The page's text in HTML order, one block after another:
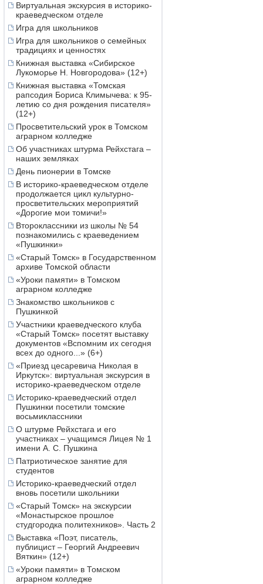
Виртуальная экскурсия в историко-
краеведческом отделе
Игра для школьников
Игра для школьников о семейных
традициях и ценностях
Книжная выставка «Сибирское
Лукоморье Н. Новгородова» (12+)
Книжная выставка «Томская
рапсодия Бориса Климычева: к 95-
летию со дня рождения писателя»
(12+)
Просветительский урок в Томском
аграрном колледже
Об участниках штурма Рейхстага –
наших земляках
День пионерии в Томске
В историко-краеведческом отделе
продолжается цикл культурно-
просветительских мероприятий
«Дорогие мои томичи!»
Второклассники из школы № 54
познакомились с краеведением
«Пушкинки»
«Старый Томск» в Государственном
архиве Томской области
«Уроки памяти» в Томском
аграрном колледже
Знакомство школьников с
Пушкинкой
Участники краеведческого клуба
«Старый Томск» посетят выставку
документов «Вспомним их сегодня
всех до одного...» (6+)
«Приезд цесаревича Николая в
Иркутск»: виртуальная экскурсия в
историко-краеведческом отделе
Историко-краеведческий отдел
Пушкинки посетили томские
восьмиклассники
О штурме Рейхстага и его
участниках – учащимся Лицея № 1
имени А. С. Пушкина
Патриотическое занятие для
студентов
Историко-краеведческий отдел
вновь посетили школьники
«Старый Томск» на экскурсии
«Монастырское прошлое
студгородка политехников». Часть 2
Выставка «Поэт, писатель,
публицист – Георгий Андреевич
Вяткин» (12+)
«Уроки памяти» в Томском
аграрном колледже